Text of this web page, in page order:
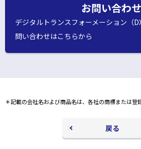
ウ
で
開
お問い合わせ
デジタルトランスフォーメーション（
問い合わせはこちらから
ウ
で
＊記載の会社名および商品名は、各社の商標または登
戻る